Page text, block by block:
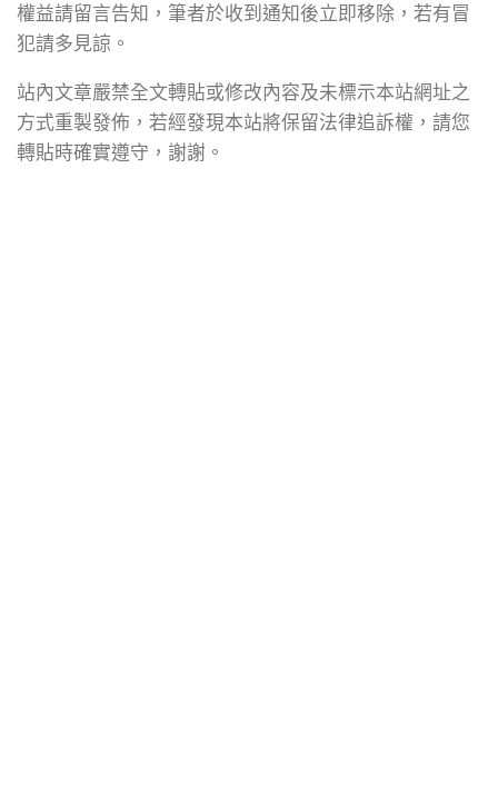
權益請留言告知，筆者於收到通知後立即移除，若有冒
犯請多見諒。
站內文章嚴禁全文轉貼或修改內容及未標示本站網址之
方式重製發佈，若經發現本站將保留法律追訴權，請您
轉貼時確實遵守，謝謝。